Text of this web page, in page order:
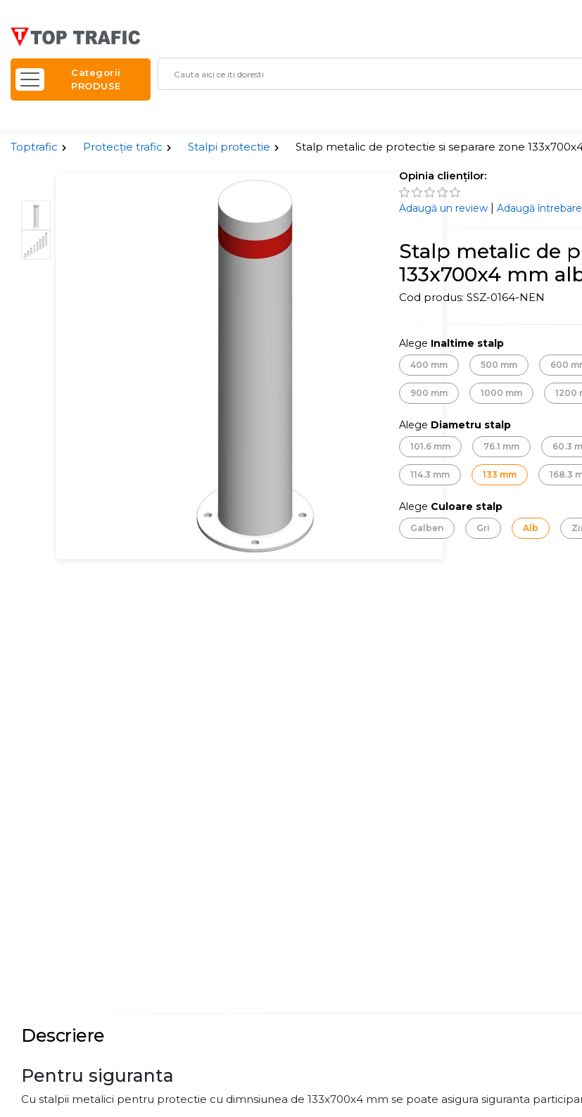
Categorii
PRODUSE
Toptrafic Protecție trafic Stalpi protectie Stalp metalic de protectie si separare zone
Opinia clienților:
Adaugă un review |Adaugă întrebare
Stalp metalic de
133x700x4 mm
Cod produs: SSZ-0164-NEN
Alege Inaltime stalp
400 mm 500 mm 600
900 mm 1000 mm 1200
Alege Diametru stalp
101.6 mm 76.1 mm 60.3
114.3 mm 133 mm 168.3
Alege Culoare stalp
Galben Gri Alb
Descriere
Pentru siguranta
Cu stalpii metalici pentru protectie cu dimnsiunea de 133x700x4 mm se poate asigura siguranta